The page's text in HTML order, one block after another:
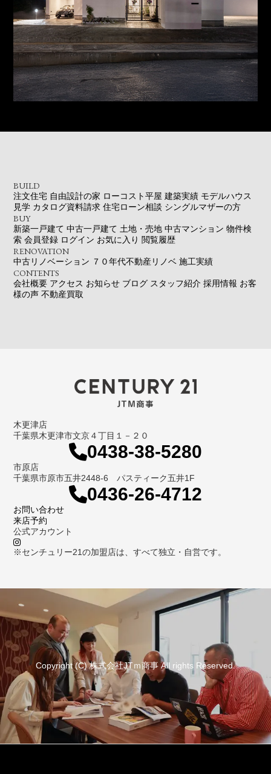
BUILD
注文住宅 自由設計の家 ローコスト平屋 建築実績 モデルハウス
見学 カタログ資料請求 住宅ローン相談 シングルマザーの方
BUY
新築一戸建て 中古一戸建て 土地・売地 中古マンション 物件検
索 会員登録 ログイン お気に入り 閲覧履歴
RENOVATION
中古リノベーション ７０年代不動産リノベ 施工実績
CONTENTS
会社概要 アクセス お知らせ ブログ スタッフ紹介 採用情報 お客
様の声 不動産買取
木更津店
千葉県木更津市文京４丁目１－２０
0438-38-5280
市原店
千葉県市原市五井2448-6 パスティーク五井1F
0436-26-4712
お問い合わせ
来店予約
公式アカウント
※センチュリー21の加盟店は、すべて独立・自営です。
Copyright (C) 株式会社JTｍ商事 All rights Reserved.